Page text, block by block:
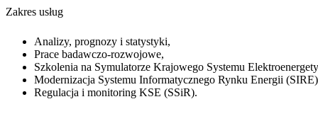
Zakres usług
Analizy, prognozy i statystyki,
Prace badawczo-rozwojowe,
Szkolenia na Symulatorze Krajowego Systemu
Modernizacja Systemu Informatycznego Rynku Energii
Regulacja i monitoring KSE (SSiR).